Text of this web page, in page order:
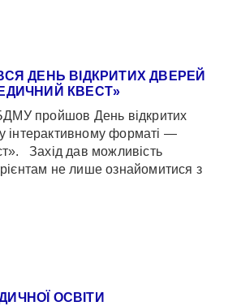
ДЕНЬ ВІДКРИТИХ ДВЕРЕЙ
КВЕСТ»
пройшов День відкритих
інтерактивному форматі —
Захід дав можливість
не лише ознайомитися з
ОСВІТИ